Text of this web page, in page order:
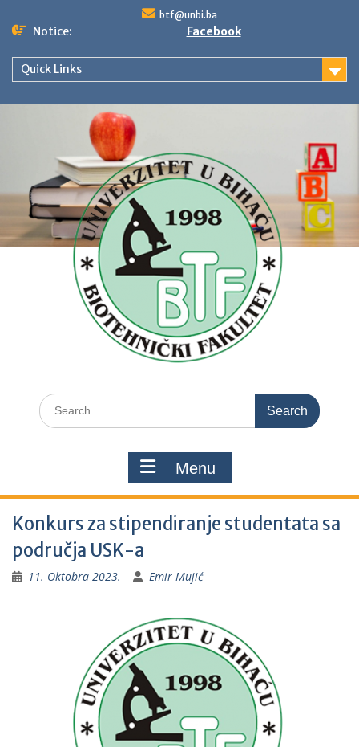
btf@unbi.ba
Notice: Facebook
Quick Links
Search
for:
Menu
Konkurs za stipendiranje studentata sa
područja USK-a
11. Oktobra 2023. Emir Mujić